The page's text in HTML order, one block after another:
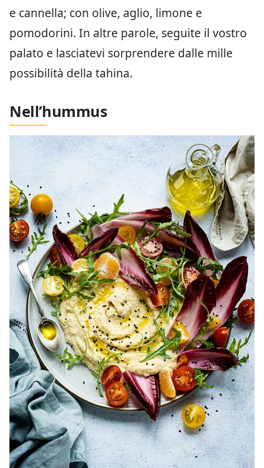
e cannella; con olive, aglio, limone e
pomodorini. In altre parole, seguite il vostro
palato e lasciatevi sorprendere dalle mille
possibilità della tahina.
Nell’hummus